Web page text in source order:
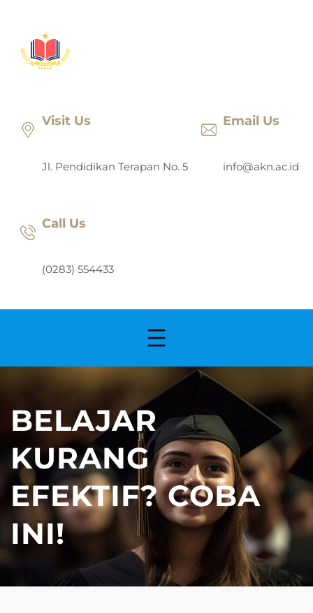
konten
Visit Us
Jl. Pendidikan Terapan No. 5
Email Us
info@akn.ac.id
Call Us
(0283) 554433
BELAJAR
KURANG
EFEKTIF? COBA
INI!